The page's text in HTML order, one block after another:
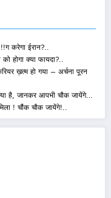
करेगा ईरान?..
होगा क्या फायदा?..
ख़त्म हो गया – अर्चना पूरन
है, जानकर आपभी चौक जायेंगे…
! चौंक चौक जायेंगे!..